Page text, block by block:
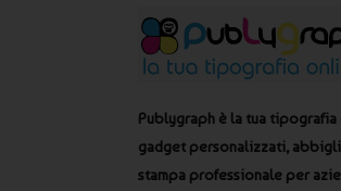
Publygraph è la tua
gadget personalizzati,
stampa professionale per